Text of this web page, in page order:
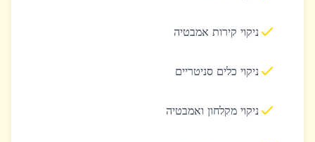
ניקוי קירות אמבטיה
ניקוי כלים סניטריים
ניקוי מקלחון ואמבטיה